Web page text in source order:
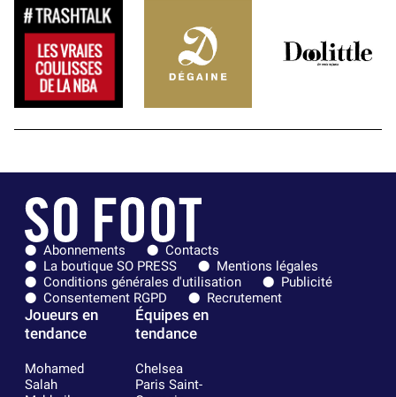
Abonnements
Contacts
La boutique SO PRESS
Mentions légales
Conditions générales d'utilisation
Publicité
Consentement RGPD
Recrutement
Joueurs en
tendance
Mohamed
Salah
Équipes en
tendance
Chelsea
Paris Saint-